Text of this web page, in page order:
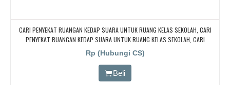
CARI PENYEKAT RUANGAN KEDAP SUARA UNTUK RUANG KELAS SEKOLAH, CARI
PENYEKAT RUANGAN KEDAP SUARA UNTUK RUANG KELAS SEKOLAH, CARI
PENYEKAT RUANGAN KEDAP SUARA UNTUK RUANG KELAS SEKOLAH, CARI
PENYEKAT RUANGAN KEDAP SUARA UNTUK RUANG KELAS SEKOLAH
Rp (Hubungi CS)
Beli